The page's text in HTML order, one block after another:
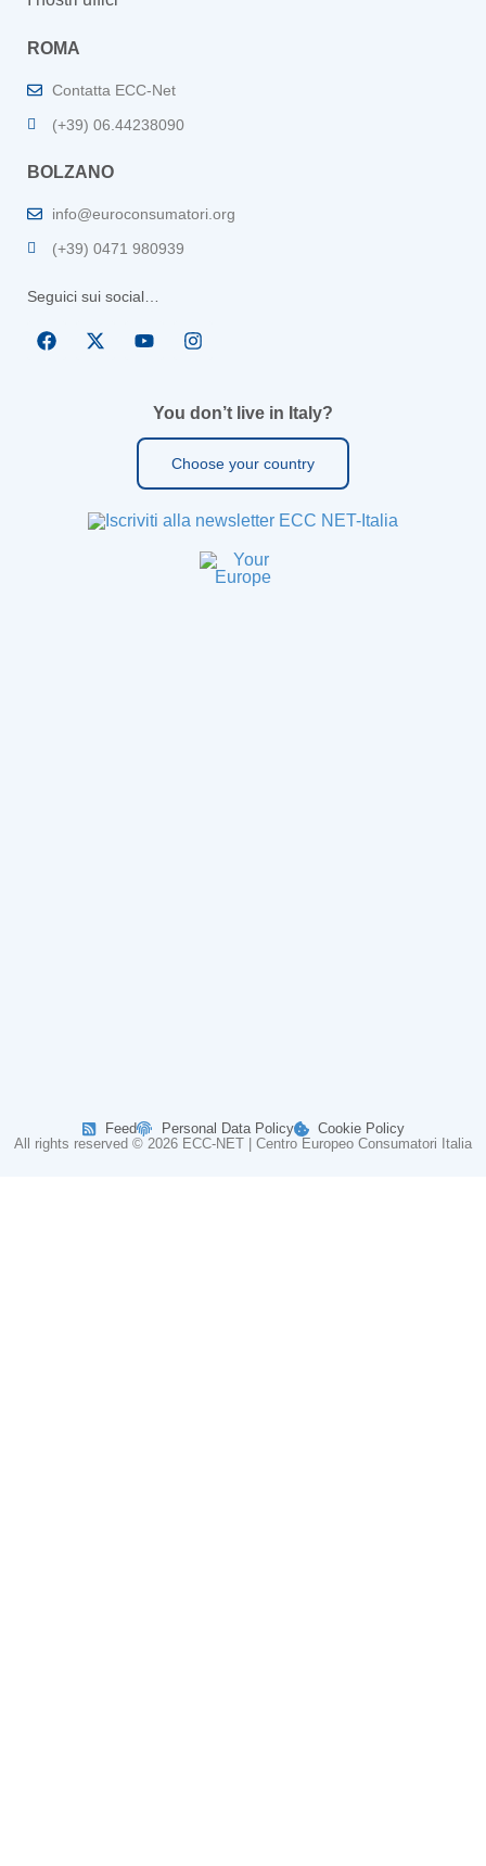
ROMA
Contatta ECC-Net
(+39) 06.44238090
BOLZANO
info@euroconsumatori.org
(+39) 0471 980939
Seguici sui social…
You don’t live in Italy?
Choose your country
All rights reserved © 2026 ECC-NET | Centro Europeo Consumatori Italia
Feed Personal Data Policy Cookie Policy